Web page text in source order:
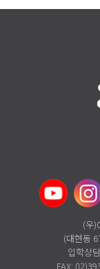
(우
(대현동
입학상
FAX: